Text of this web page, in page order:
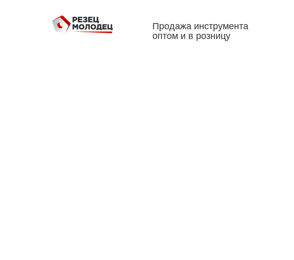
Продажа инструмента
оптом и в розницу